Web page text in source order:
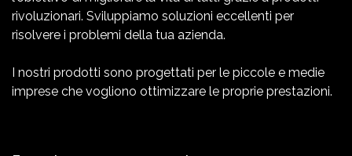
rivoluzionari. Sviluppiamo soluzioni eccellenti per
risolvere i problemi della tua azienda.
I nostri prodotti sono progettati per le piccole e medie
imprese che vogliono ottimizzare le proprie prestazioni.